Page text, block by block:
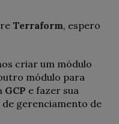
Terraform, espero
criar um módulo
módulo para
GCP e fazer sua
gerenciamento de